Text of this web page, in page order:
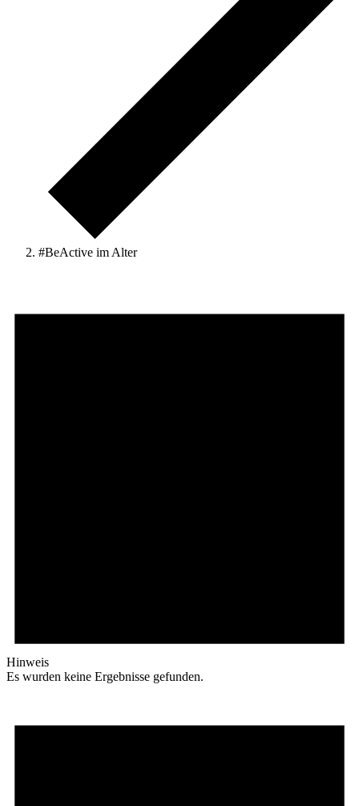
#BeActive im Alter
Hinweis
Es wurden keine Ergebnisse gefunden.